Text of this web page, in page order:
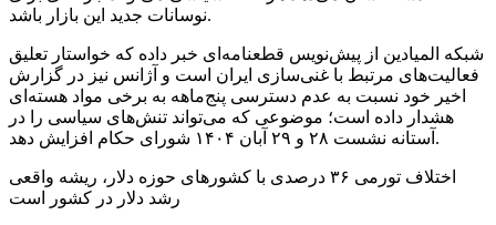
نوسانات جدید این بازار باشد.
شبکه المیادین از پیش‌نویس قطعنامه‌ای خبر داده که خواستار تعلیق
فعالیت‌های مرتبط با غنی‌سازی ایران است و آژانس نیز در گزارش
اخیر خود نسبت به عدم دسترسی پنج‌ماهه به برخی مواد هسته‌ای
هشدار داده است؛ موضوعی که می‌تواند تنش‌های سیاسی را در
آستانه نشست ۲۸ و ۲۹ آبان ۱۴۰۴ شورای حکام افزایش دهد.
اختلاف تورمی ۳۶ درصدی با کشورهای حوزه دلار، ریشه واقعی
رشد دلار در کشور است